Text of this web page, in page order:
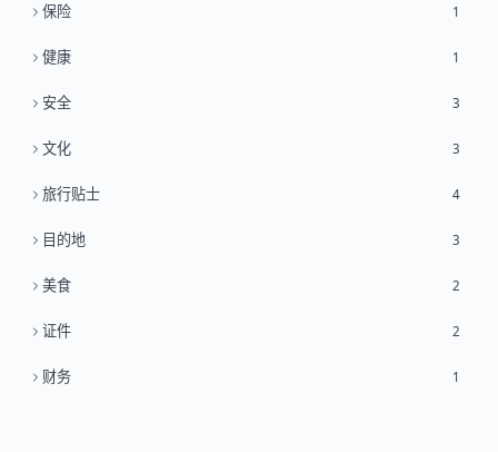
保险 1
健康 1
安全 3
文化 3
旅行贴士 4
目的地 3
美食 2
证件 2
财务 1